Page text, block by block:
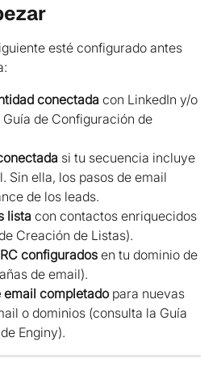
esté configurado antes
conectada con LinkedIn y/o
de Configuración de
si tu secuencia incluye
Sin ella, los pasos de email
de los leads.
lista con contactos enriquecidos
Creación de Listas).
configurados en tu dominio de
de email).
email completado para nuevas
o dominios (consulta la Guía
Enginy).